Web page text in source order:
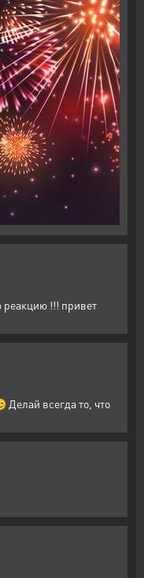
реакцию !!! привет
Делай всегда то, что